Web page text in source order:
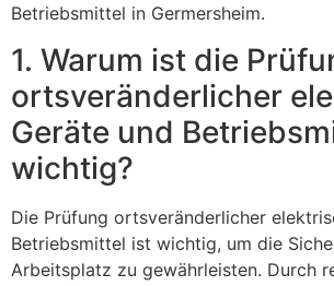
Betriebsmittel in Germersheim.
1. Warum ist die
ortsveränderlicher
Geräte und
wichtig?
Die Prüfung ortsveränderlicher
Betriebsmittel ist wichtig, um die
Arbeitsplatz zu gewährleisten. Durch